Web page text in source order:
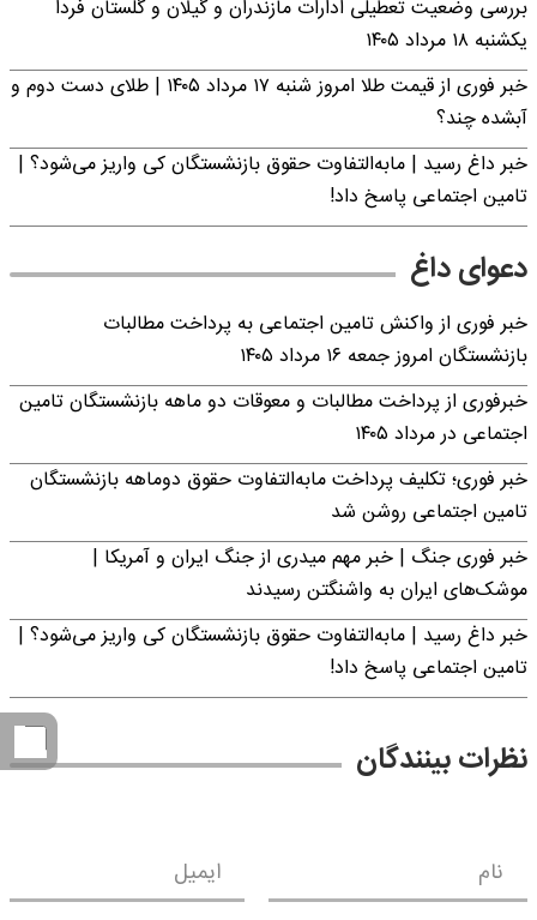
بررسی وضعیت تعطیلی ادارات مازندران و گیلان و گلستان فردا
یکشنبه ۱۸ مرداد ۱۴۰۵
خبر فوری از قیمت طلا امروز شنبه ۱۷ مرداد ۱۴۰۵ | طلای دست دوم و
آبشده چند؟
خبر داغ رسید | مابه‌التفاوت حقوق بازنشستگان کی واریز می‌شود؟ |
تامین اجتماعی پاسخ داد!
دعوای داغ
خبر فوری از واکنش تامین اجتماعی به پرداخت مطالبات
بازنشستگان امروز جمعه ۱۶ مرداد ۱۴۰۵
خبرفوری از پرداخت مطالبات و معوقات دو ماهه بازنشستگان تامین
اجتماعی در مرداد ۱۴۰۵
خبر فوری؛ تکلیف پرداخت مابه‌التفاوت حقوق دوماهه بازنشستگان
تامین اجتماعی روشن شد
خبر فوری جنگ | خبر مهم میدری از جنگ ایران و آمریکا |
موشک‌های ایران به واشنگتن رسیدند
خبر داغ رسید | مابه‌التفاوت حقوق بازنشستگان کی واریز می‌شود؟ |
تامین اجتماعی پاسخ داد!
نظرات بینندگان
نام ایمیل